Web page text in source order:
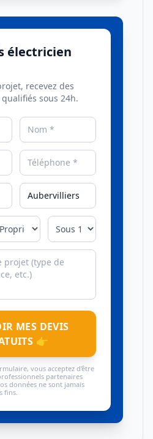
électricien
recevez des
sous 24h.
MES DEVIS
👉
vous acceptez d'être
partenaires
données ne sont jamais
fins.